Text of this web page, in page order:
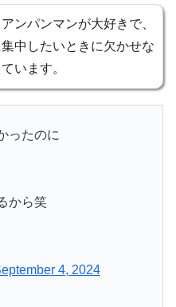
ンパンマンが大好きで、
中したいときに欠かせな
います。
ったのに
から笑
4, 2024